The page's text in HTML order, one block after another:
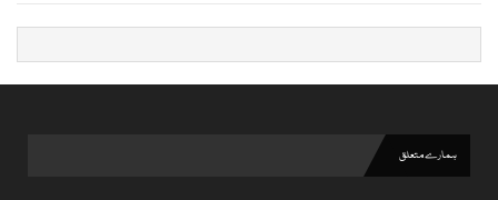
ہمارے متعلق